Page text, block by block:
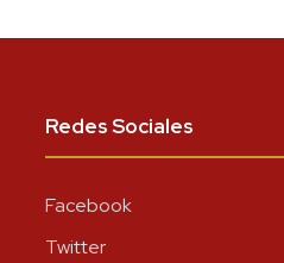
Redes Sociales
Facebook
Twitter